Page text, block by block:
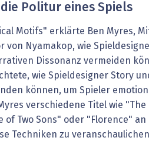
Politur eines Spiels
Motifs" erklärte Ben Myres,
von Nyamakop, wie
Dissonanz vermeiden
wie Spieldesigner Story
können, um Spieler
verschiedene Titel wie "The
of Two Sons" oder "Florence" an
Techniken zu